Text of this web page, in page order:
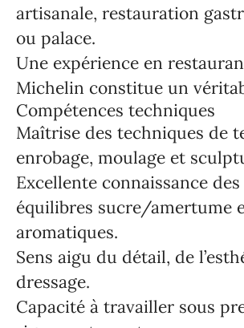
artisanale, restauration
ou palace.
Une expérience en
Michelin constitue un
Compétences techniques
Maîtrise des techniques de
enrobage, moulage et
Excellente connaissance
équilibres sucre/amertume
aromatiques.
Sens aigu du détail, de
dressage.
Capacité à travailler sous